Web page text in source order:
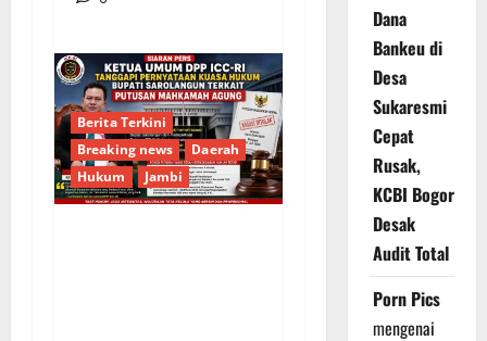
Berita Terkini
Breaking news
Daerah
Hukum
Jambi
Dana
Bankeu di
Desa
Sukaresmi
Cepat
Rusak,
KCBI Bogor
Desak
Audit Total
Porn Pics
mengenai